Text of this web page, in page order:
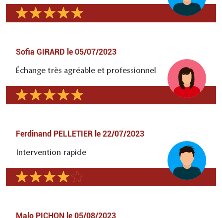
Sofia GIRARD le 05/07/2023
Échange très agréable et professionnel
Ferdinand PELLETIER le 22/07/2023
Intervention rapide
Malo PICHON le 05/08/2023